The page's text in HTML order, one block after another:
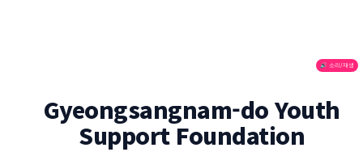
🔊 소리/재생
Gyeongsangnam-do Youth
Support Foundation